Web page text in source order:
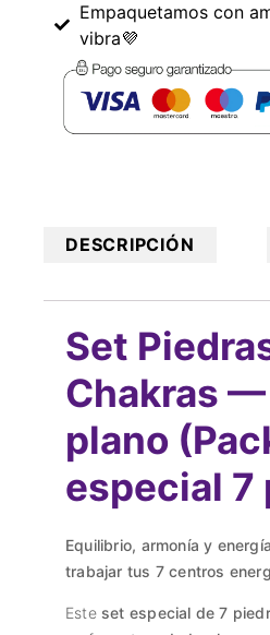
Empaquetamos con
vibra💜
DESCRIPCIÓN
Set
Chakras —
plano
especial 7
Equilibrio, armonía y
trabajar tus 7 centros
Esteset especial de 7